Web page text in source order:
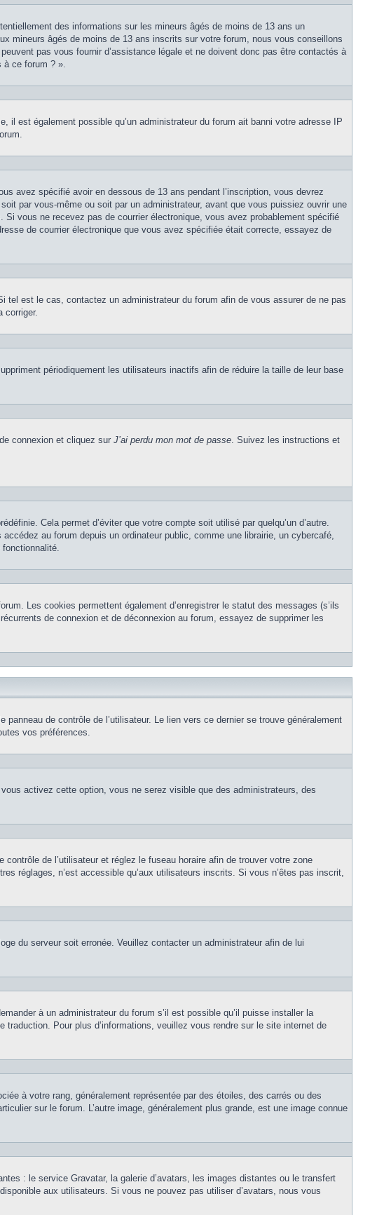
des informations sur les mineurs âgés de moins de 13 ans un
mineurs âgés de moins de 13 ans inscrits sur votre forum, nous vous conseillons
pas vous fournir d’assistance légale et ne doivent donc pas être contactés à
à ce forum ? ».
il est également possible qu’un administrateur du forum ait banni votre adresse IP
avez spécifié avoir en dessous de 13 ans pendant l’inscription, vous devrez
par vous-même ou soit par un administrateur, avant que vous puissiez ouvrir une
vous ne recevez pas de courrier électronique, vous avez probablement spécifié
de courrier électronique que vous avez spécifiée était correcte, essayez de
est le cas, contactez un administrateur du forum afin de vous assurer de ne pas
corriger.
périodiquement les utilisateurs inactifs afin de réduire la taille de leur base
connexion et cliquez sur J’ai perdu mon mot de passe. Suivez les instructions et
Cela permet d’éviter que votre compte soit utilisé par quelqu’un d’autre.
au forum depuis un ordinateur public, comme une librairie, un cybercafé,
Les cookies permettent également d’enregistrer le statut des messages (s’ils
de connexion et de déconnexion au forum, essayez de supprimer les
de contrôle de l’utilisateur. Le lien vers ce dernier se trouve généralement
vos préférences.
activez cette option, vous ne serez visible que des administrateurs, des
de l’utilisateur et réglez le fuseau horaire afin de trouver votre zone
réglages, n’est accessible qu’aux utilisateurs inscrits. Si vous n’êtes pas inscrit,
du serveur soit erronée. Veuillez contacter un administrateur afin de lui
à un administrateur du forum s’il est possible qu’il puisse installer la
Pour plus d’informations, veuillez vous rendre sur le site internet de
à votre rang, généralement représentée par des étoiles, des carrés ou des
sur le forum. L’autre image, généralement plus grande, est une image connue
: le service Gravatar, la galerie d’avatars, les images distantes ou le transfert
aux utilisateurs. Si vous ne pouvez pas utiliser d’avatars, nous vous